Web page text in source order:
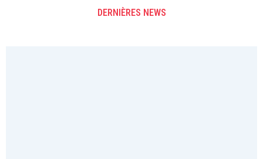
DERNIÈRES NEWS